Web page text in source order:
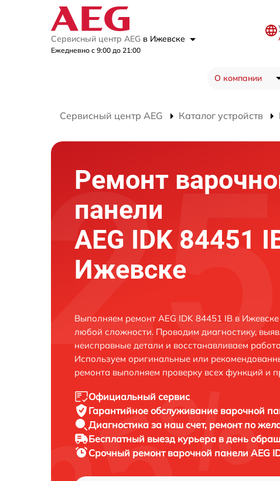
Сервисный центр AEG в Ижевске
Ежедневно с 9:00 до 21:00
О компании
Сервисный центр AEG Каталог устройств
Ремонт
панели
AEG IDK 84451
Ижевске
Выполняем ремонт AEG IDK 84451 IB в
любой сложности. Проводим диагностику,
неисправные детали и восстанавливаем
Используем оригинальные или
ремонта выполняем проверку всех функций и
Официальный сервис
Гарантийное обслуживание варочной
Диагностика за наш счет, ремонт по
Бесплатный выезд курьера в день
Срочный ремонт варочной панели AEG